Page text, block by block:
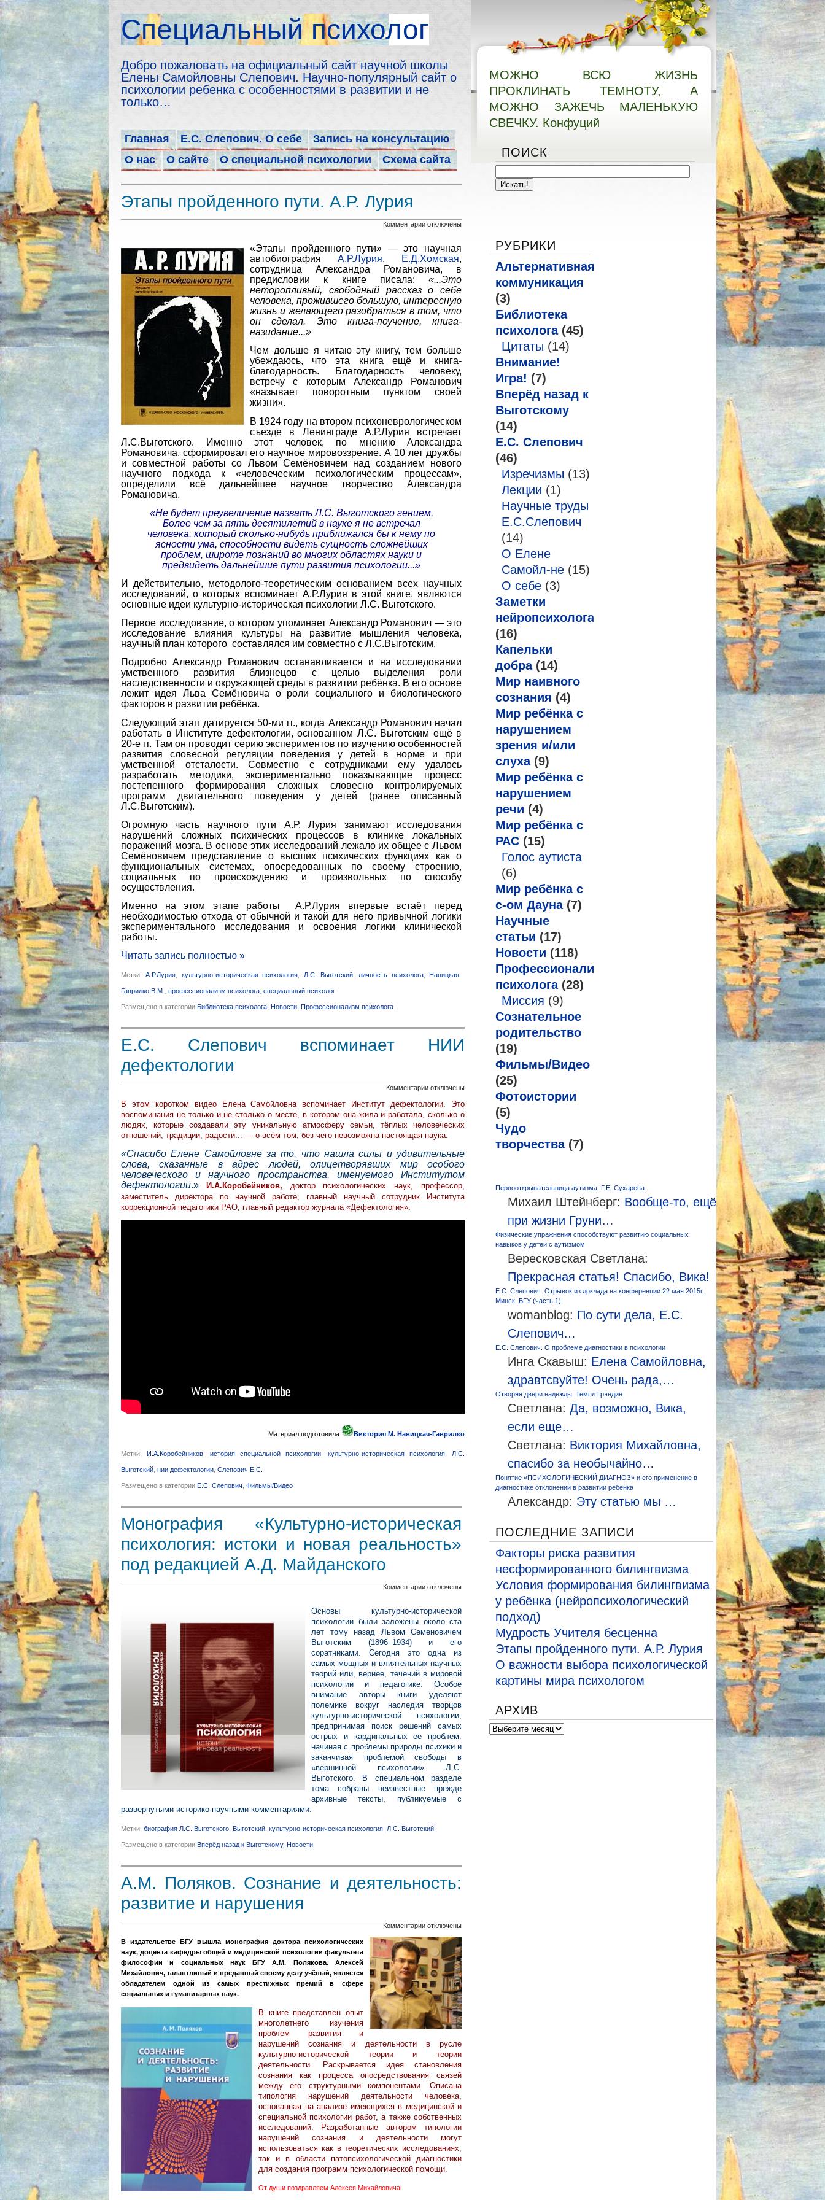
Cпециальный психолог
Добро пожаловать на официальный сайт научной школы
Елены Самойловны Слепович. Научно-популярный сайт о
психологии ребенка с особенностями в развитии и не
только…
Главная Е.С. Слепович. О себе
Запись на консультацию
О нас
О сайте О специальной психологии Схема сайта
Этапы пройденного пути. А.Р. Лурия
Комментариик
Этапы
пройденного
пути.
А.Р.
Лурия
отключены
«Этапы пройденного пути» — это научная
автобиография А.Р.Лурия. Е.Д.Хомская,
сотрудница Александра Романовича, в
предисловии к книге писала: «...Это
неторопливый, свободный рассказ о себе
человека, прожившего большую, интересную
жизнь и желающего разобраться в том, что
он сделал. Это книга-поучение, книга-
назидание...»
Чем дольше я читаю эту книгу, тем больше
убеждаюсь, что эта книга ещё и книга-
благодарность. Благодарность человеку,
встречу с которым Александр Романович
«называет поворотным пунктом своей
жизни».
В 1924 году на втором психоневрологическом
съезде в Ленинграде А.Р.Лурия встречает
Л.С.Выготского.
Именно этот человек, по мнению Александра
Романовича, сформировал его научное мировоззрение. А 10 лет дружбы
и совместной работы со Львом Семёновичем над созданием нового
научного подхода к «человеческим психологическим процессам»,
определили всё дальнейшее научное творчество Александра
Романовича.
«Не будет преувеличение назвать Л.С. Выготского гением.
Более чем за пять десятилетий в науке я не встречал
человека, который сколько-нибудь приближался бы к нему по
ясности ума, способности видеть сущность сложнейших
проблем, широте познаний во многих областях науки и
предвидеть дальнейшие пути развития психологии...»
И действительно, методолого-теоретическим основанием всех научных
исследований, о которых вспоминает А.Р.Лурия в этой книге, являются
основные идеи культурно-историческая психологии Л.С. Выготского.
Первое исследование, о котором упоминает Александр Романович — это
исследование влияния культуры на развитие мышления человека,
научный план которого составлялся им совместно с Л.С.Выготским.
Подробно Александр Романович останавливается и на исследовании
умственного развития близнецов с целью выделения роли
наследственности и окружающей среды в развитии ребёнка. В его основе
лежит идея Льва Семёновича о роли социального и биологического
факторов в развитии ребёнка.
Следующий этап датируется 50-ми гг., когда Александр Романович начал
работать в Институте дефектологии, основанном Л.С. Выготским ещё в
20-е гг. Там он проводит серию экспериментов по изучению особенностей
развития словесной регуляции поведения у детей в норме и при
умственной отсталости. Совместно с сотрудниками ему удалось
разработать методики, экспериментально показывающие процесс
постепенного формирования сложных словесно контролируемых
программ двигательного поведения у детей (ранее описанный
Л.С.Выготским).
Огромную часть научного пути А.Р. Лурия занимают исследования
нарушений сложных психических процессов в клинике локальных
поражений мозга. В основе этих исследований лежало их общее с Львом
Семёновичем представление о высших психических функциях как о
функциональных системах, опосредованных по своему строению,
социальных по происхождению и произвольных по способу
осуществления.
Именно на этом этапе работы А.Р.Лурия впервые встаёт перед
необходимостью отхода от обычной и такой для него привычной логики
экспериментального исследования и освоения логики клинической
работы.
Читать запись полностью »
Метки:А.Р.Лурия культурно-историческая психология Л.С. Выготский, личность психолога, Навицкая-
Гаврилко В.М. профессионализм психолога специальный психолог
Размещено в категории Библиотека психолога Новости Профессионализм психолога
Е.С. Слепович вспоминает НИИ
дефектологии
Комментариик
записи
Е.С.
Слепович
вспоминает
НИИ
дефектологии
отключены
В этом коротком видео Елена Самойловна вспоминает Институт дефектологии. Это
воспоминания не только и не столько о месте, в котором она жила и работала, сколько о
людях, которые создавали эту уникальную атмосферу семьи, тёплых человеческих
отношений, традиции, радости... — о всём том, без чего невозможна настоящая наука.
«Спасибо Елене Самойловне за то, что нашла силы и удивительные
слова, сказанные в адрес людей, олицетворявших мир особого
человеческого и научного пространства, именуемого Институтом
дефектологии.» И.А.Коробейников, доктор психологических наук, профессор,
заместитель директора по научной работе, главный научный сотрудник Института
коррекционной педагогики РАО, главный редактор журнала «Дефектология».
Материал подготовила Виктория М. Навицкая-Гаврилко
Метки: И.А.Коробейников история специальной психологии культурно-историческая психология Л.С.
Выготский нии дефектологии Слепович Е.С.
Размещено в категории Е.С. Слепович Фильмы/Видео
Монография «Культурно-историческая
психология: истоки и новая реальность»
под редакцией А.Д. Майданского
Комментариик
Монография
«Культурно-
историческая
психология:
истоки
новая
реальность»
под
редакцией
А.Д.
Майданского
отключены
Основы культурно-исторической
психологии были заложены около ста
лет тому назад Львом Семеновичем
Выготским (1896–1934) и его
соратниками. Сегодня это одна из
самых мощных и влиятельных научных
теорий или, вернее, течений в мировой
психологии и педагогике. Особое
внимание авторы книги уделяют
полемике вокруг наследия творцов
культурно-исторической психологии,
предпринимая поиск решений самых
острых и кардинальных ее проблем:
начиная с проблемы природы психики и
заканчивая проблемой свободы в
«вершинной психологии» Л.С.
Выготского. В специальном разделе
тома собраны неизвестные прежде
архивные тексты, публикуемые с
развернутыми историко-научными комментариями.
Метки: биография Л.С. Выготского Выготский культурно-историческая психология Л.С. Выготский
Размещено в категории Вперёд назад к Выготскому, Новости
А.М. Поляков. Сознание и деятельность:
развитие и нарушения
Комментариик
записи
А.М.
Поляков.
Сознание
и
деятельность:
нарушения
отключены
В издательстве БГУ вышла монография доктора психологических
наук, доцента кафедры общей и медицинской психологии факультета
философии и социальных наук БГУ А.М. Полякова. Алексей
Михайлович, талантливый и преданный своему делу учёный, является
обладателем одной из самых престижных премий в сфере
социальных и гуманитарных наук.
В книге представлен опыт
многолетнего изучения
проблем развития и
нарушений сознания и деятельности в русле
культурно-исторической теории и теории
деятельности. Раскрывается идея становления
сознания как процесса опосредствования связей
между его структурными компонентами. Описана
типология нарушений деятельности человека,
основанная на анализе имеющихся в медицинской и
специальной психологии работ, а также собственных
исследований. Разработанные автором типологии
нарушений сознания и деятельности могут
использоваться как в теоретических исследованиях,
так и в области патопсихологической диагностики
для создания программ психологической помощи.
От души поздравляем Алексея Михайловича!
МОЖНО ВСЮ ЖИЗНЬ
ПРОКЛИНАТЬ ТЕМНОТУ, А
МОЖНО ЗАЖЕЧЬ МАЛЕНЬКУЮ
СВЕЧКУ. Конфуций
ПОИСК
РУБРИКИ
Альтернативная
коммуникация
(3)
Библиотека
психолога(45)
Цитаты (14)
Внимание!
Игра! (7)
Вперёд назад к
Выготскому
(14)
Е.С. Слепович
(46)
Изречизмы (13)
Лекции (1)
Научные труды
Е.С.Слепович
(14)
О Елене
Самойл-не (15)
О себе (3)
Заметки
нейропсихолога
(16)
Капельки
добра(14)
Мир наивного
сознания (4)
Мир ребёнка с
нарушением
зрения и/или
слуха(9)
Мир ребёнка с
нарушением
речи (4)
Мир ребёнка с
РАС (15)
Голос аутиста
(6)
Мир ребёнка с
с-ом Дауна(7)
Научные
статьи (17)
Новости (118)
Профессионализм
психолога(28)
Миссия (9)
Сознательное
родительство
(19)
Фильмы/Видео
(25)
Фотоистории
(5)
Чудо
творчества(7)
Первооткрывательница аутизма. Г.Е. Сухарева
Михаил Штейнберг: Вообще-то, ещё
при жизни Груни…
Физические упражнения способствуют развитию социальных
навыков у детей с аутизмом
Вересковская Светлана:
Прекрасная статья! Спасибо, Вика!
Е.С. Слепович. Отрывок из доклада на конференции 22 мая 2015г.
Минск, БГУ (часть 1)
womanblog: По сути дела, Е.С.
Слепович…
Е.С. Слепович. О проблеме диагностики в психологии
Инга Скавыш: Елена Самойловна,
здравтсвуйте! Очень рада,…
Отворяя двери надежды. Темпл Грэндин
Светлана: Да, возможно, Вика,
если еще…
Светлана: Виктория Михайловна,
спасибо за необычайно…
Понятие «ПСИХОЛОГИЧЕСКИЙ ДИАГНОЗ» и его применение в
диагностике отклонений в развитии ребенка
Александр: Эту статью мы …
ПОСЛЕДНИЕ ЗАПИСИ
Факторы риска развития
несформированного билингвизма
Условия формирования билингвизма
у ребёнка (нейропсихологический
подход)
Мудрость Учителя бесценна
Этапы пройденного пути. А.Р. Лурия
О важности выбора психологической
картины мира психологом
АРХИВ
Архив